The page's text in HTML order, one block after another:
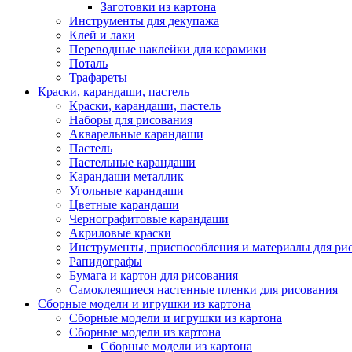
Заготовки из картона
Инструменты для декупажа
Клей и лаки
Переводные наклейки для керамики
Поталь
Трафареты
Краски, карандаши, пастель
Краски, карандаши, пастель
Наборы для рисования
Акварельные карандаши
Пастель
Пастельные карандаши
Карандаши металлик
Угольные карандаши
Цветные карандаши
Чернографитовые карандаши
Акриловые краски
Инструменты, приспособления и материалы для
Рапидографы
Бумага и картон для рисования
Самоклеящиеся настенные пленки для рисования
Сборные модели и игрушки из картона
Сборные модели и игрушки из картона
Сборные модели из картона
Сборные модели из картона